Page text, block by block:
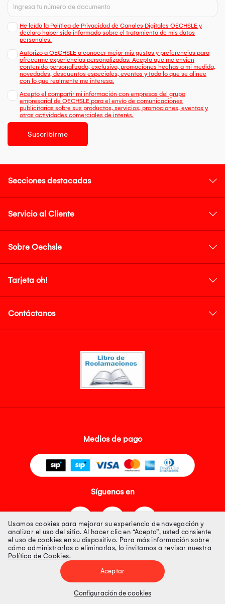
He leído la Política de Privacidad de Canales Digitales OECHSLE y
declaro haber sido informado sobre el tratamiento de mis datos
personales.
Autorizo a OECHSLE a conocer mejor mis gustos y preferencias para
ofrecerme experiencias personalizadas. Acepto que me envien
contenido personalizado, exclusivo, promociones hechas a mi medida,
novedades, descuentos especiales, eventos y todo lo que se alinee
con lo que realmente me interesa.
Acepto el compartir mi información con empresas del grupo
empresarial de OECHSLE para el envío de comunicaciones
publicitarias sobre sus productos, servicios, promociones, eventos y
otras actividades comerciales de interés.
Suscribirme
Secciones destacadas
Servicio al Cliente
Sobre Oechsle
Tarjeta oh!
Contáctanos
Medios de pago
Síguenos en
Tienda 100% Segura
Tiendas Peruanas S.A. R.U.C. Nº 20493020618. Todos los derechos
Precios disponibles solo en www.oechsle.pe. Precios online publicados
Usamos cookies para mejorar su experiencia de navegación y
analizar el uso del sitio. Al hacer clic en “Acepto”, usted consiente
el uso de cookies en su dispositivo. Para más información sobre
cómo administrarlas o eliminarlas, lo invitamos a revisar nuestra
Política de Cookies.
Aceptar
Configuración de cookies